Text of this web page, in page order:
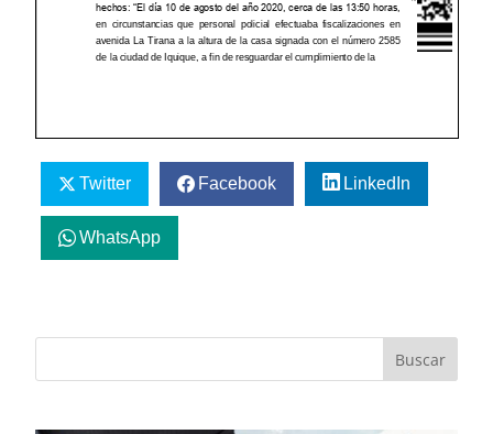
Twitter Facebook LinkedIn
WhatsApp